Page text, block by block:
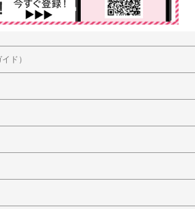
ド）